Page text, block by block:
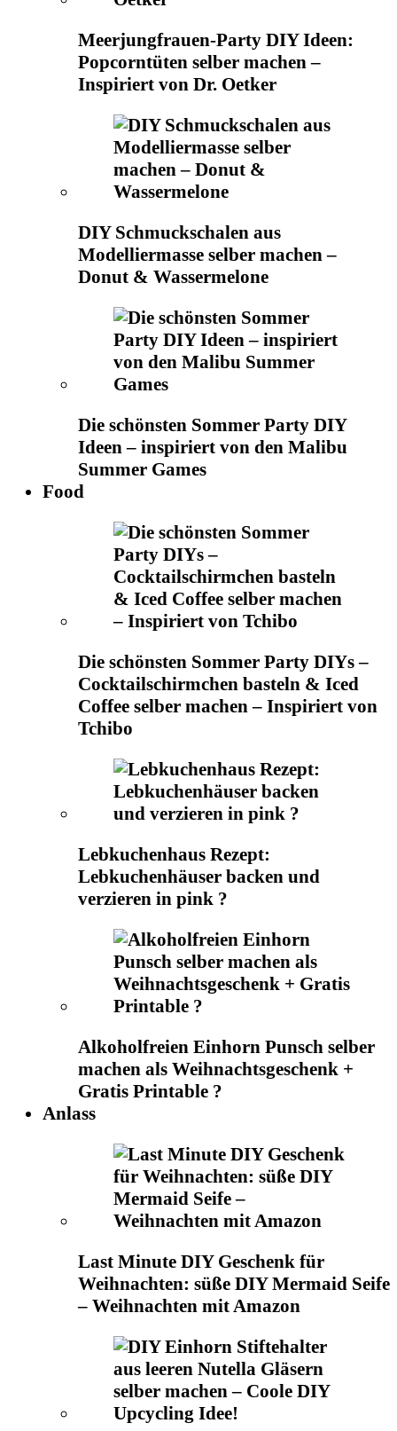
Meerjungfrauen-Party DIY Ideen:
Popcorntüten selber machen –
Inspiriert von Dr. Oetker
DIY Schmuckschalen aus
Modelliermasse selber machen –
Donut & Wassermelone
Die schönsten Sommer Party DIY
Ideen – inspiriert von den Malibu
Summer Games
Food
Die schönsten Sommer Party DIYs –
Cocktailschirmchen basteln & Iced
Coffee selber machen – Inspiriert von
Tchibo
Lebkuchenhaus Rezept:
Lebkuchenhäuser backen und
verzieren in pink ?
Alkoholfreien Einhorn Punsch selber
machen als Weihnachtsgeschenk +
Gratis Printable ?
Anlass
Last Minute DIY Geschenk für
Weihnachten: süße DIY Mermaid Seife
– Weihnachten mit Amazon